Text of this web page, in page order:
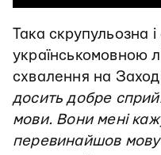
Така скрупульозна
українськомовною
схвалення на
досить добре
мови. Вони мені
перевинайшов мову